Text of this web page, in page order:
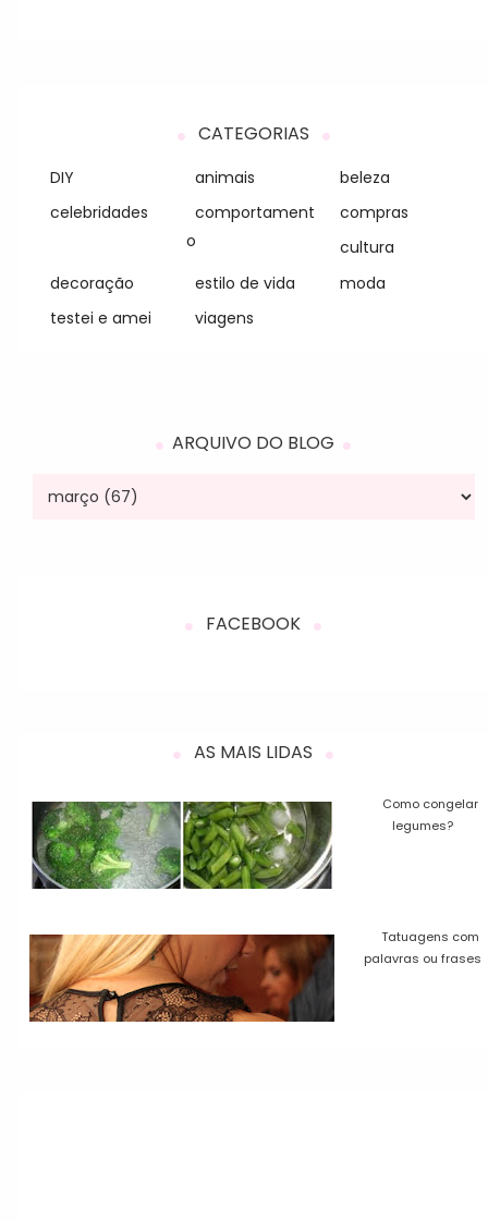
CATEGORIAS
DIY animais
beleza
celebridades
comportament
o
compras
cultura
decoração
estilo de vida
moda
testei e amei
viagens
ARQUIVO DO BLOG
FACEBOOK
AS MAIS LIDAS
Como congelar
legumes?
Tatuagens com
palavras ou frases